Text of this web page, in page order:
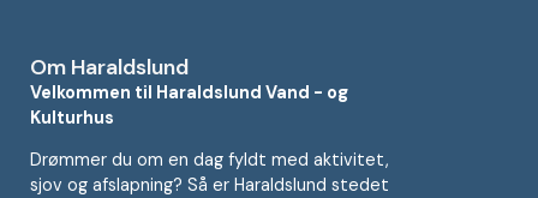
Om Haraldslund
Velkommen til Haraldslund Vand - og
Kulturhus
Drømmer du om en dag fyldt med aktivitet,
sjov og afslapning? Så er Haraldslund stedet